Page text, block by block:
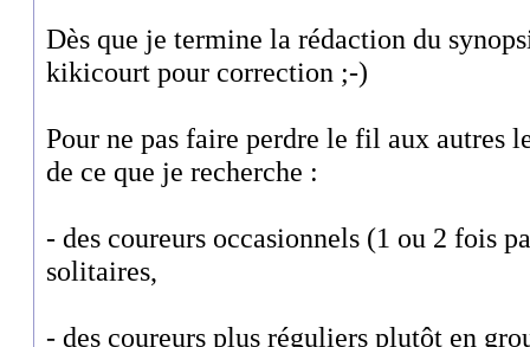
Dès que je termine la rédaction du
kikicourt pour correction ;-)
Pour ne pas faire perdre le fil aux autres
de ce que je recherche :
- des coureurs occasionnels (1 ou 2 fois
solitaires,
- des coureurs plus réguliers plutôt en